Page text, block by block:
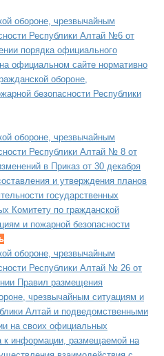
обороне, чрезвычайным
Республики Алтай №6 от
порядка официального
официальном сайте нормативно
обороне,
безопасности Республики
обороне, чрезвычайным
Республики Алтай № 8 от
в Приказ от 30 декабря
и утверждения планов
государственных
Комитету по гражданской
и пожарной безопасности
обороне, чрезвычайным
Республики Алтай № 26 от
Правил размещения
чрезвычайным ситуациям и
Алтай и подведомственными
на своих официальных
к информации, размещаемой на